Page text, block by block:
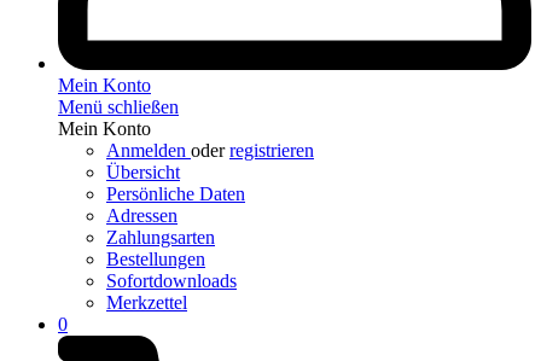
Mein Konto
Menü schließen
Mein Konto
Anmelden oderregistrieren
Übersicht
Persönliche Daten
Adressen
Zahlungsarten
Bestellungen
Sofortdownloads
Merkzettel
0